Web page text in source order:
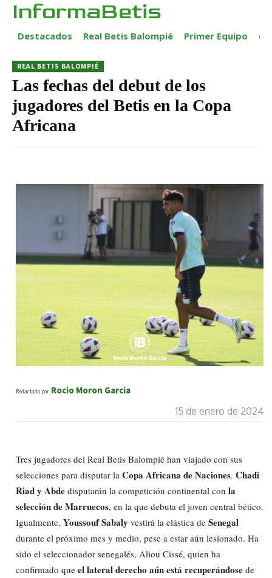
InformaBetis
Destacados Real Betis Balompié Primer Equipo
REAL BETIS BALOMPIÉ
Las fechas del debut de los
jugadores del Betis en la Copa
Africana
Redactado por Rocio Moron Garcia
15 de enero de 2024
Tres jugadores del Real Betis Balompié han viajado con sus
selecciones para disputar la Copa Africana de Naciones. Chadi
Riad y Abde disputarán la competición continental con la
selección de Marruecos, en la que debuta el joven central bético.
Igualmente, Youssouf Sabaly vestirá la elástica de Senegal
durante el próximo mes y medio, pese a estar aún lesionado. Ha
sido el seleccionador senegalés, Aliou Cissé, quien ha
confirmado que el lateral derecho aún está recuperándose de